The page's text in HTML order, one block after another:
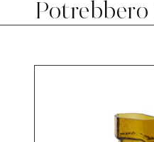
Potrebbero